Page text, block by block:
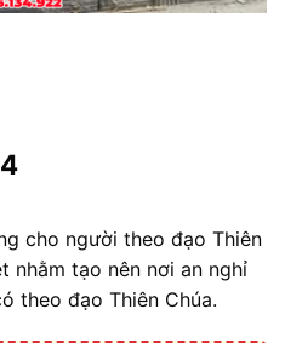
cho người theo đạo Thiên
nhằm tạo nên nơi an nghỉ
theo đạo Thiên Chúa.